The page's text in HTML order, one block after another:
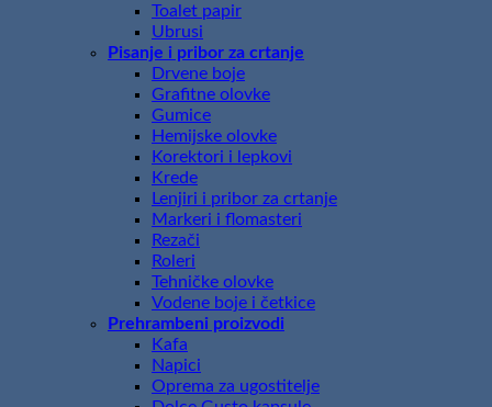
Toalet papir
Ubrusi
Pisanje i pribor za crtanje
Drvene boje
Grafitne olovke
Gumice
Hemijske olovke
Korektori i lepkovi
Krede
Lenjiri i pribor za crtanje
Markeri i flomasteri
Rezači
Roleri
Tehničke olovke
Vodene boje i četkice
Prehrambeni proizvodi
Kafa
Napici
Oprema za ugostitelje